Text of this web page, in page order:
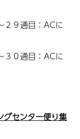
２９通目：ACに
３０通目：ACに
グセンター便り集